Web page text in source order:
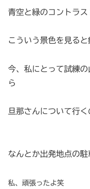
青空と緑のコントラス
こういう景色を見ると
今、私にとって試練
ら
旦那さんについて行く
なんとか出発地点の駐
私、頑張ったよ笑